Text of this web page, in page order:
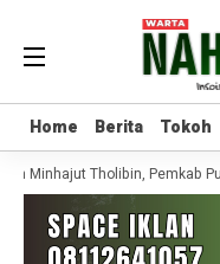
Home Berita Tokoh
Home Berita Tokoh
Minhajut Tholibin, Pemkab